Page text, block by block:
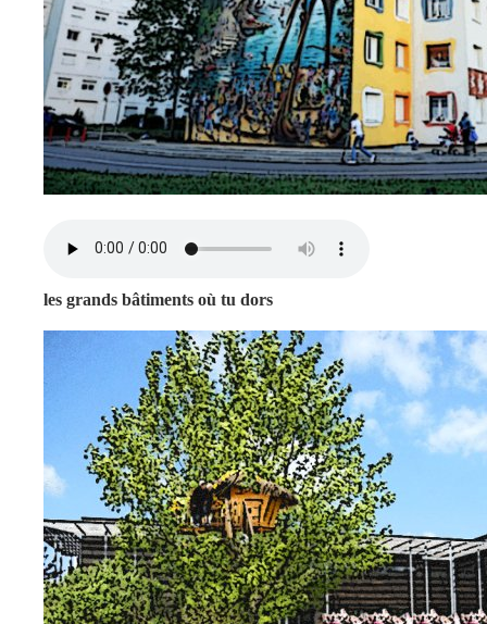
les grands bâtiments où tu dors